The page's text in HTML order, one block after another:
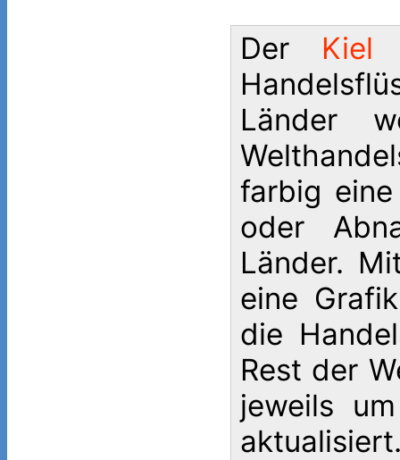
Der Kiel
Länder
farbig
oder
Länder.
eine
die
Rest der
jeweils